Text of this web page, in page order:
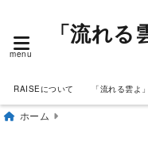
menu
「流れ
RAISEについて 「流れる雲よ
ホーム